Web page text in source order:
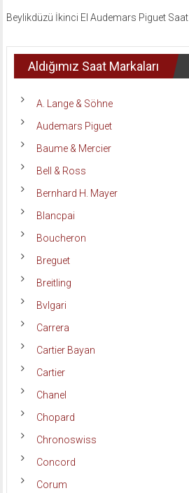
Beylikdüzü İkinci El Audemars Piguet Saat
Aldığımız Saat Markaları
A. Lange & Söhne
Audemars Piguet
Baume & Mercier
Bell & Ross
Bernhard H. Mayer
Blancpai
Boucheron
Breguet
Breitling
Bvlgari
Carrera
Cartier Bayan
Cartier
Chanel
Chopard
Chronoswiss
Concord
Corum